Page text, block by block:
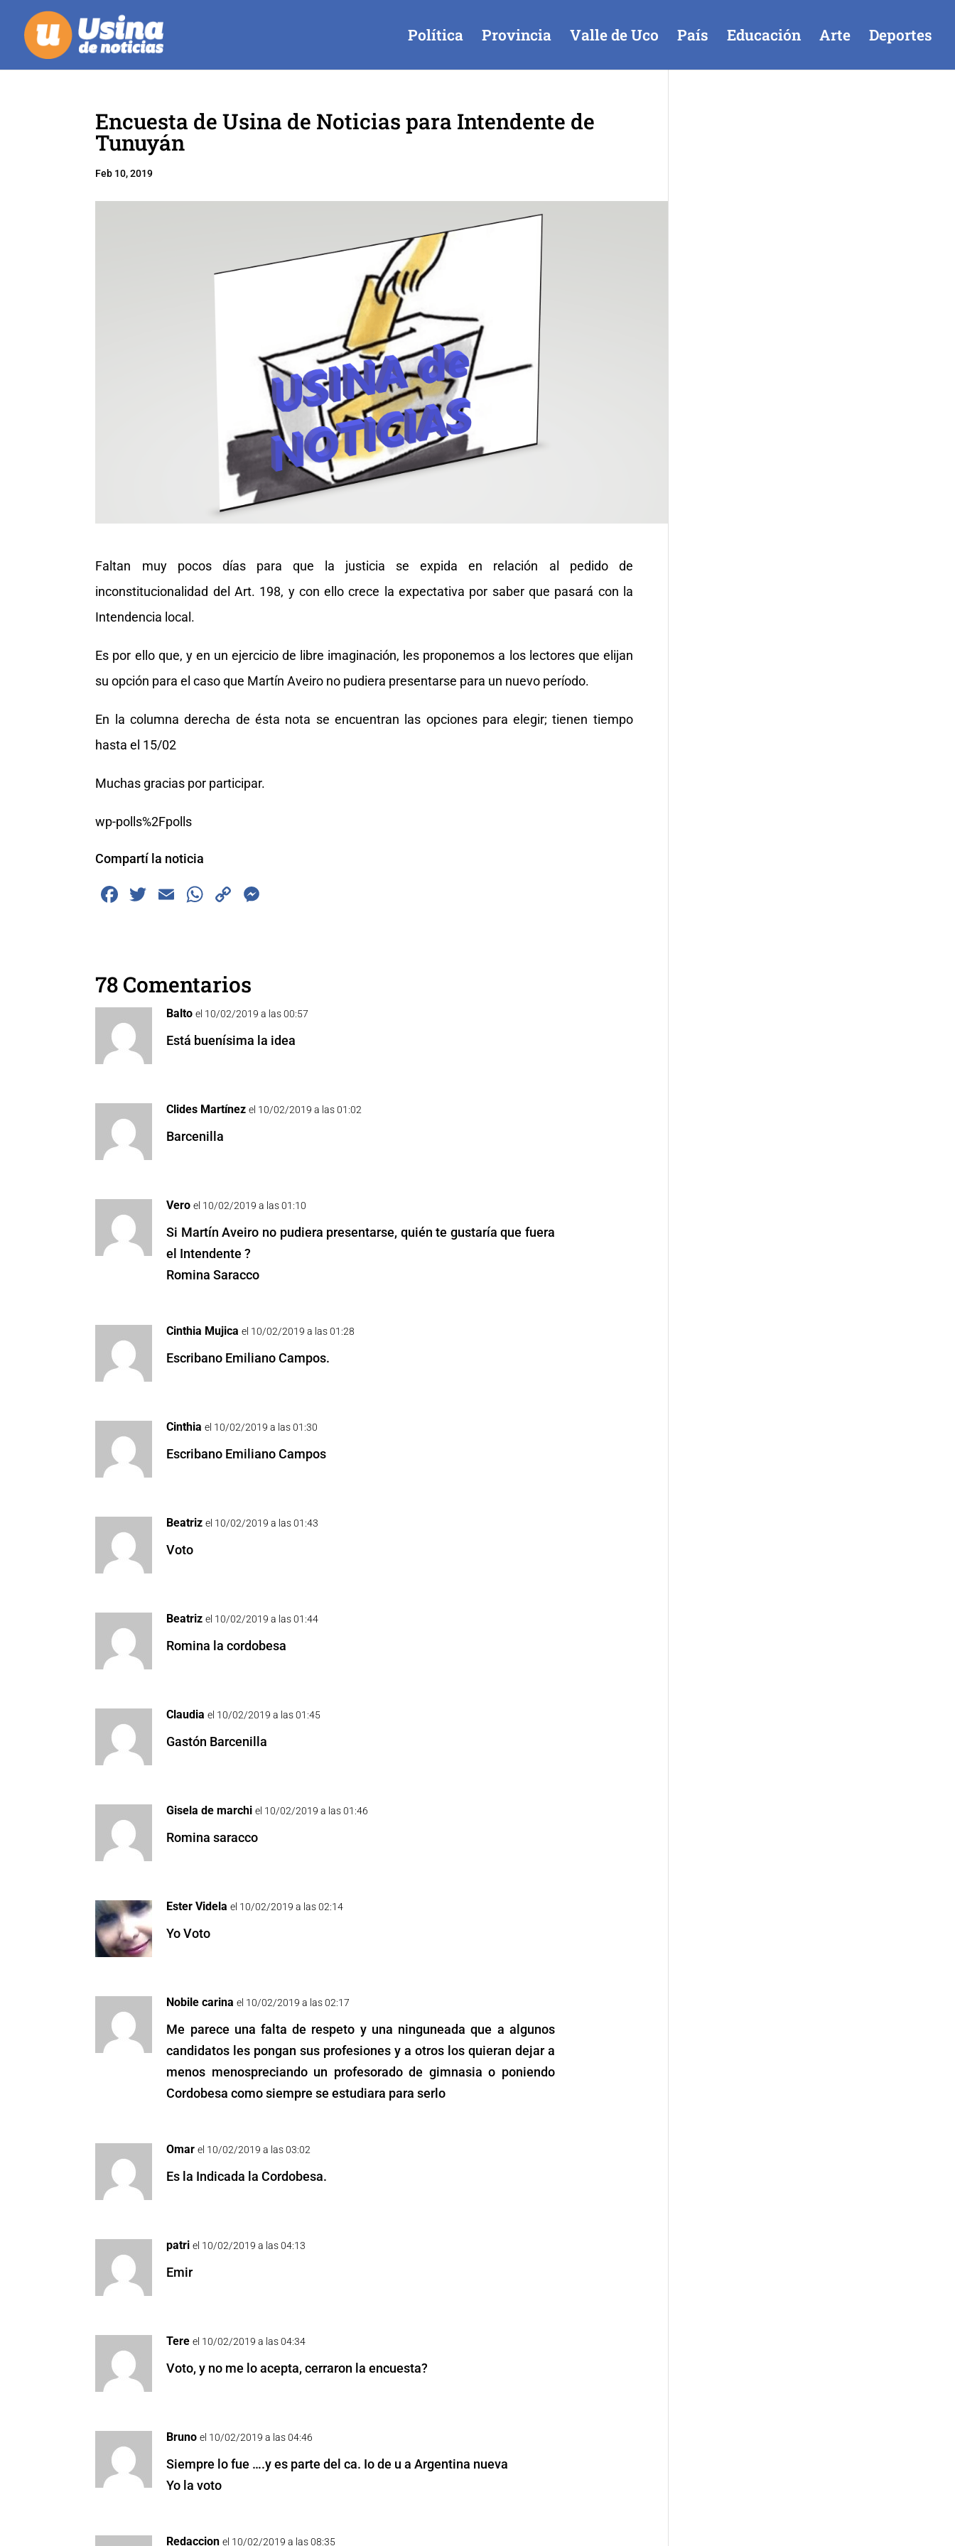
Política Provincia Valle de Uco País Educación Arte Deportes
Encuesta de Usina de Noticias para Intendente de
Tunuyán
Feb 10, 2019
Faltan muy pocos días para que la justicia se expida en relación al pedido de
inconstitucionalidad del Art. 198, y con ello crece la expectativa por saber que pasará con la
Intendencia local.
Es por ello que, y en un ejercicio de libre imaginación, les proponemos a los lectores que elijan
su opción para el caso que Martín Aveiro no pudiera presentarse para un nuevo período.
En la columna derecha de ésta nota se encuentran las opciones para elegir; tienen tiempo
hasta el 15/02
Muchas gracias por participar.
wp-polls%2Fpolls
Compartí la noticia
F
b
o
o
k
T
E
W
A
p
p
C
Li
n
k
g
er
78 Comentarios
Balto el 10/02/2019 a las 00:57
Está buenísima la idea
Clides Martínez el 10/02/2019 a las 01:02
Barcenilla
Vero el 10/02/2019 a las 01:10
Si Martín Aveiro no pudiera presentarse, quién te gustaría que fuera
el Intendente ?
Romina Saracco
Cinthia Mujica el 10/02/2019 a las 01:28
Escribano Emiliano Campos.
Cinthia el 10/02/2019 a las 01:30
Escribano Emiliano Campos
Beatriz el 10/02/2019 a las 01:43
Voto
Beatriz el 10/02/2019 a las 01:44
Romina la cordobesa
Claudia el 10/02/2019 a las 01:45
Gastón Barcenilla
Gisela de marchi el 10/02/2019 a las 01:46
Romina saracco
Ester Videla el 10/02/2019 a las 02:14
Yo Voto
Nobile carina el 10/02/2019 a las 02:17
Me parece una falta de respeto y una ninguneada que a algunos
candidatos les pongan sus profesiones y a otros los quieran dejar a
menos menospreciando un profesorado de gimnasia o poniendo
Cordobesa como siempre se estudiara para serlo
Omar el 10/02/2019 a las 03:02
Es la Indicada la Cordobesa.
patri el 10/02/2019 a las 04:13
Emir
Tere el 10/02/2019 a las 04:34
Voto, y no me lo acepta, cerraron la encuesta?
Bruno el 10/02/2019 a las 04:46
Siempre lo fue ….y es parte del ca. Io de u a Argentina nueva
Yo la voto
Redaccion el 10/02/2019 a las 08:35